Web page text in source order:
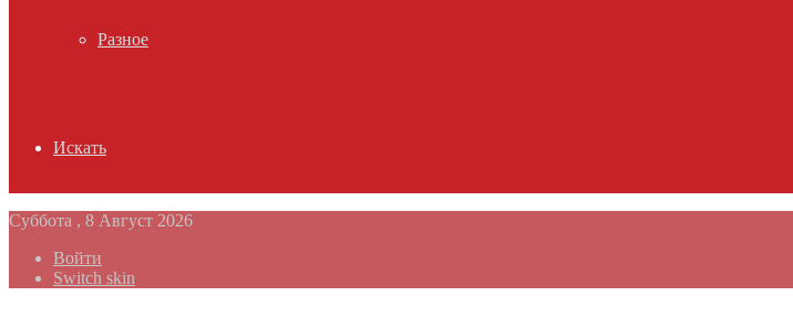
Разное
Искать
Суббота , 8 Август 2026
Войти
Switch skin